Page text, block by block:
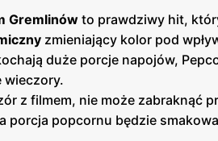
Gremlinów to prawdziwy hit,
zmieniający kolor pod
duże porcje napojów,
wieczory.
z filmem, nie może zabraknąć
porcja popcornu będzie